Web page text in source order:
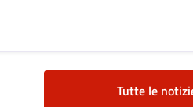
Tutte le